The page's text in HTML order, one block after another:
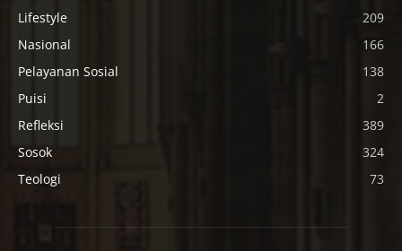
Lifestyle
209
Nasional
166
Pelayanan Sosial
138
Puisi
2
Refleksi
389
Sosok
324
Teologi
73